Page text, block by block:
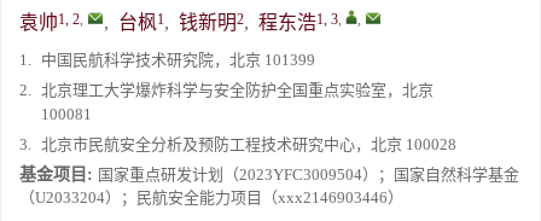
袁帅1, 2, , 台枫1, 钱新明2, 程东浩1, 3, ,
1. 中国民航科学技术研究院，北京 101399
2. 北京理工大学爆炸科学与安全防护全国重点实验室，北京
100081
3. 北京市民航安全分析及预防工程技术研究中心，北京 100028
基金项目: 国家重点研发计划（2023YFC3009504）；国家自然科学基金
（U2033204）；民航安全能力项目（xxx2146903446）